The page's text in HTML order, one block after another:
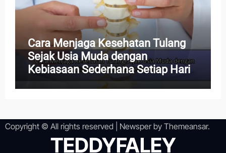
Cara Menjaga Kesehatan Tulang
Sejak Usia Muda dengan
Kebiasaan Sederhana Setiap Hari
Copyright © All rights reserved Newsperby Themeansar.
TEDDYFALEY